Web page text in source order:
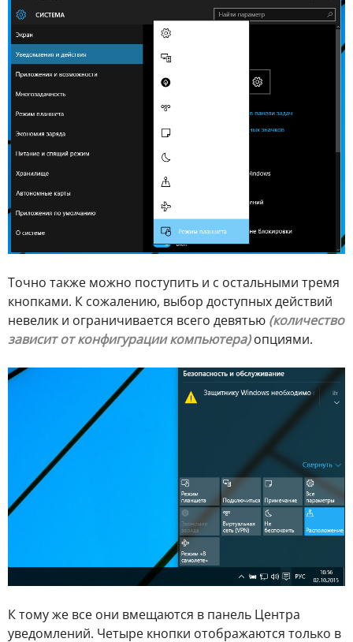
Точно также можно поступить и с остальными тремя
кнопками. К сожалению, выбор доступных действий
невелик и ограничивается всего девятью (количество
зависит от конфигурации компьютера)опциями.
К тому же все они вмещаются в панель Центра
уведомлений. Четыре кнопки отображаются только в